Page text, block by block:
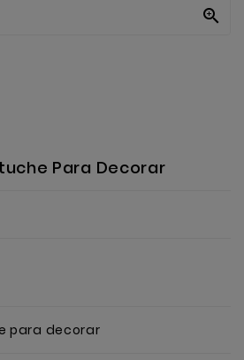

Para Decorar
para decorar